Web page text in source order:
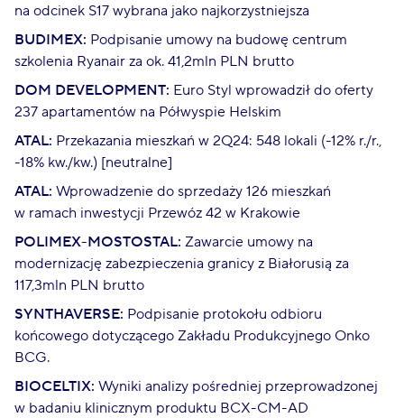
na odcinek S17 wybrana jako najkorzystniejsza
BUDIMEX: Podpisanie umowy na budowę centrum
szkolenia Ryanair za ok. 41,2mln PLN brutto
DOM DEVELOPMENT: Euro Styl wprowadził do oferty
237 apartamentów na Półwyspie Helskim
ATAL: Przekazania mieszkań w 2Q24: 548 lokali (-12% r./r.,
-18% kw./kw.) [neutralne]
ATAL: Wprowadzenie do sprzedaży 126 mieszkań
w ramach inwestycji Przewóz 42 w Krakowie
POLIMEX-MOSTOSTAL: Zawarcie umowy na
modernizację zabezpieczenia granicy z Białorusią za
117,3mln PLN brutto
SYNTHAVERSE: Podpisanie protokołu odbioru
końcowego dotyczącego Zakładu Produkcyjnego Onko
BCG.
BIOCELTIX: Wyniki analizy pośredniej przeprowadzonej
w badaniu klinicznym produktu BCX-CM-AD